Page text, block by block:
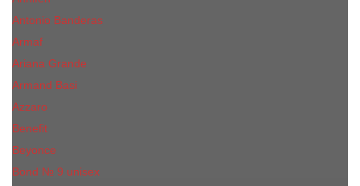
Antonio Banderas
Armaf
Ariana Grande
Armand Basi
Azzaro
Benefit
Beyonce
Bond № 9 unisex